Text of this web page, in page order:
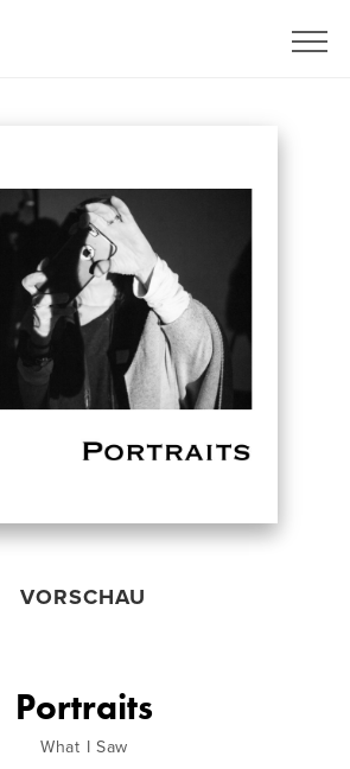
VORSCHAU
Portraits
What I Saw